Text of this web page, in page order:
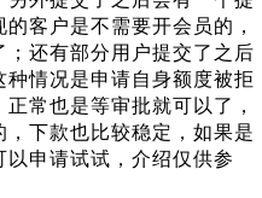
客户是不需要开会员的，
还有部分用户提交了之后
情况是申请自身额度被拒
常也是等审批就可以了，
下款也比较稳定，如果是
申请试试，介绍仅供参